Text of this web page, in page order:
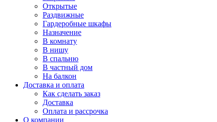
Открытые
Раздвижные
Гардеробные шкафы
Назначение
В комнату
В нишу
В спальню
В частный дом
На балкон
Доставка и оплата
Как сделать заказ
Доставка
Оплата и рассрочка
О компании